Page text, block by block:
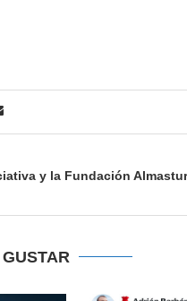
y la Fundación